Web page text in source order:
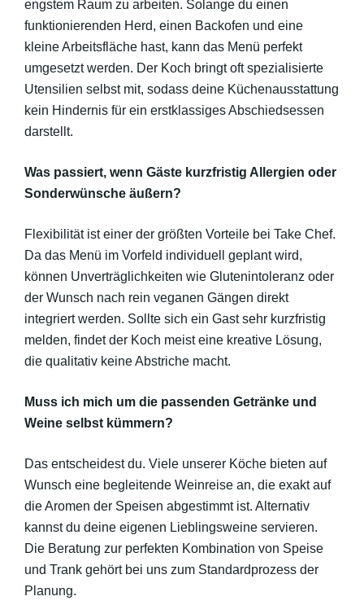
engstem Raum zu arbeiten. Solange du einen
funktionierenden Herd, einen Backofen und eine
kleine Arbeitsfläche hast, kann das Menü perfekt
umgesetzt werden. Der Koch bringt oft spezialisierte
Utensilien selbst mit, sodass deine Küchenausstattung
kein Hindernis für ein erstklassiges Abschiedsessen
darstellt.
Was passiert, wenn Gäste kurzfristig Allergien oder
Sonderwünsche äußern?
Flexibilität ist einer der größten Vorteile bei Take Chef.
Da das Menü im Vorfeld individuell geplant wird,
können Unverträglichkeiten wie Glutenintoleranz oder
der Wunsch nach rein veganen Gängen direkt
integriert werden. Sollte sich ein Gast sehr kurzfristig
melden, findet der Koch meist eine kreative Lösung,
die qualitativ keine Abstriche macht.
Muss ich mich um die passenden Getränke und
Weine selbst kümmern?
Das entscheidest du. Viele unserer Köche bieten auf
Wunsch eine begleitende Weinreise an, die exakt auf
die Aromen der Speisen abgestimmt ist. Alternativ
kannst du deine eigenen Lieblingsweine servieren.
Die Beratung zur perfekten Kombination von Speise
und Trank gehört bei uns zum Standardprozess der
Planung.